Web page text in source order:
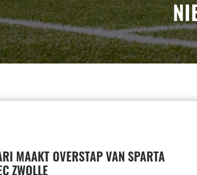
MAAKT OVERSTAP VAN SPARTA
ZWOLLE